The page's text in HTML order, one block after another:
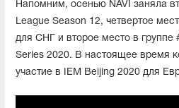
Напомним, осенью NAVI заняла
League Season 12, четвертое
для СНГ и второе место в группе
Series 2020. В настоящее время
участие в IEM Beijing 2020 для